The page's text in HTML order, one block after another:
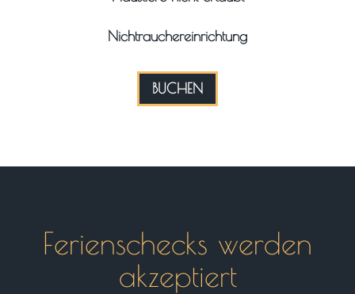
Nichtrauchereinrichtung
BUCHEN
Ferienschecks werden
akzeptiert